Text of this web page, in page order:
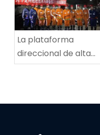
La plataforma
direccional de alta
potencia establece